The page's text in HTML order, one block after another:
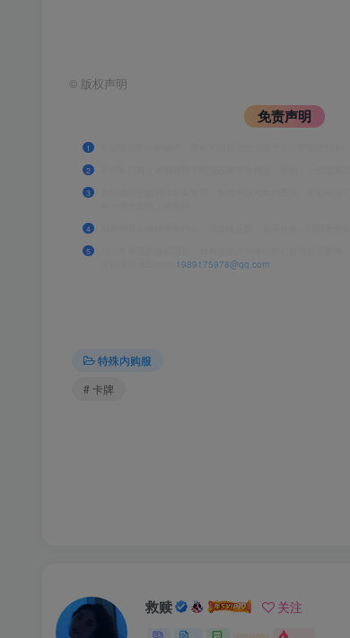
© 版权声明
免责声明
1
2
3
4
5
1989175978@qq.com
特殊内购服
# 卡牌
救赎 关注